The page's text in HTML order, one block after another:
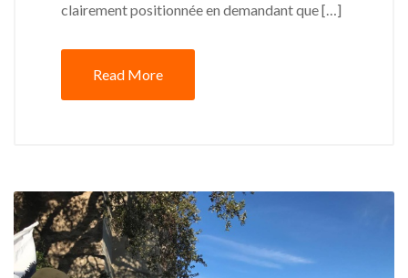
clairement positionnée en demandant que […]
Read More